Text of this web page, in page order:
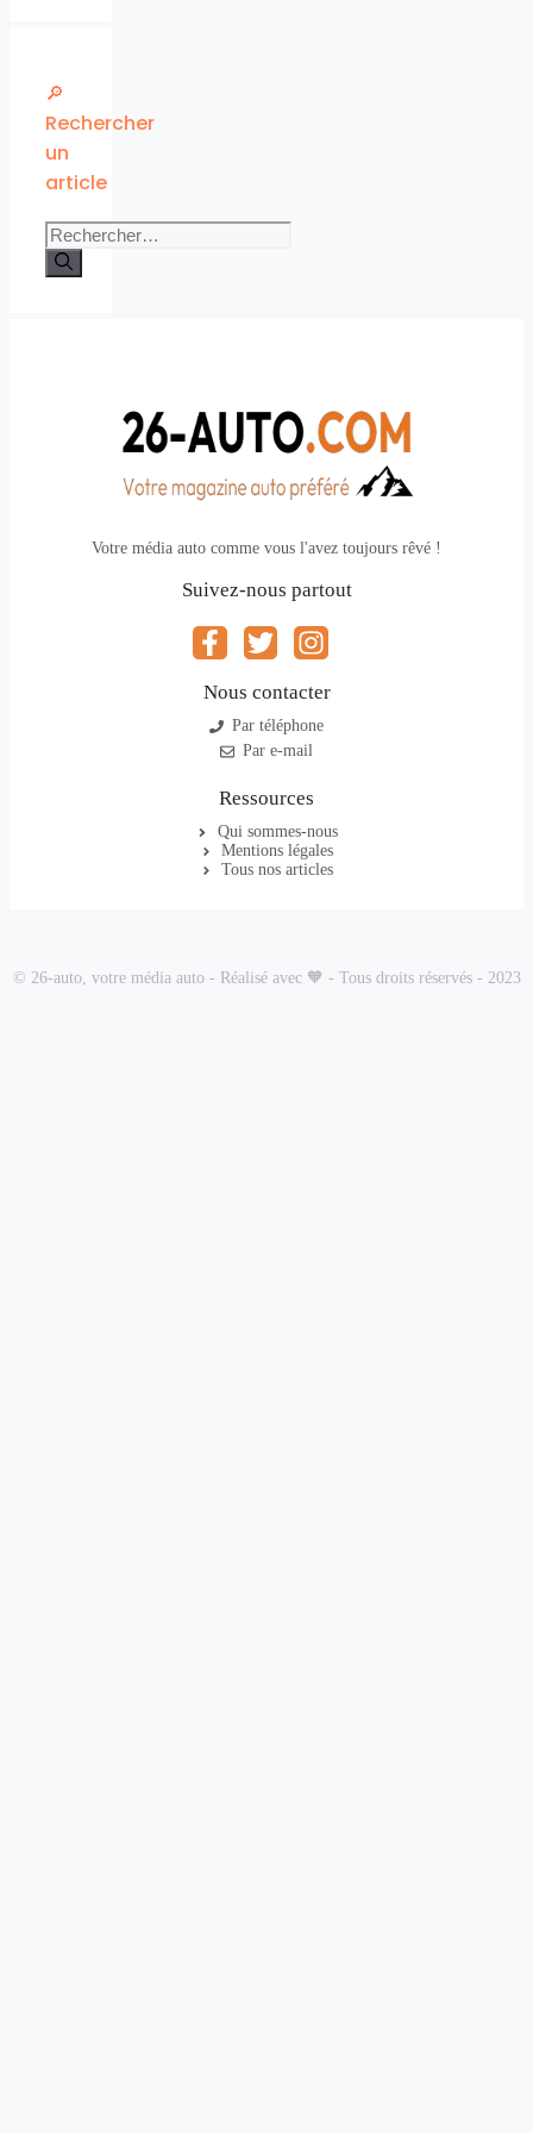
🔎
Rechercher
un
article
Rechercher :
Votre média auto comme vous l'avez toujours rêvé !
Suivez-nous partout
Nous contacter
Par téléphone
Par e-mail
Ressources
Qui sommes-nous
Mentions légales
Tous nos articles
© 26-auto, votre média auto - Réalisé avec 🧡 - Tous droits réservés - 2023